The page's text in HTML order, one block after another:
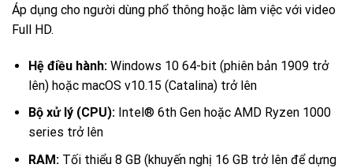
Áp dụng cho người dùng phổ thông hoặc làm việc với video
Full HD.
Hệ điều hành:Windows 10 64-bit (phiên bản 1909 trở
lên) hoặc macOS v10.15 (Catalina) trở lên
Bộ xử lý (CPU):Intel® 6th Gen hoặc AMD Ryzen 1000
series trở lên
RAM:Tối thiểu 8 GB (khuyến nghị 16 GB trở lên để dựng